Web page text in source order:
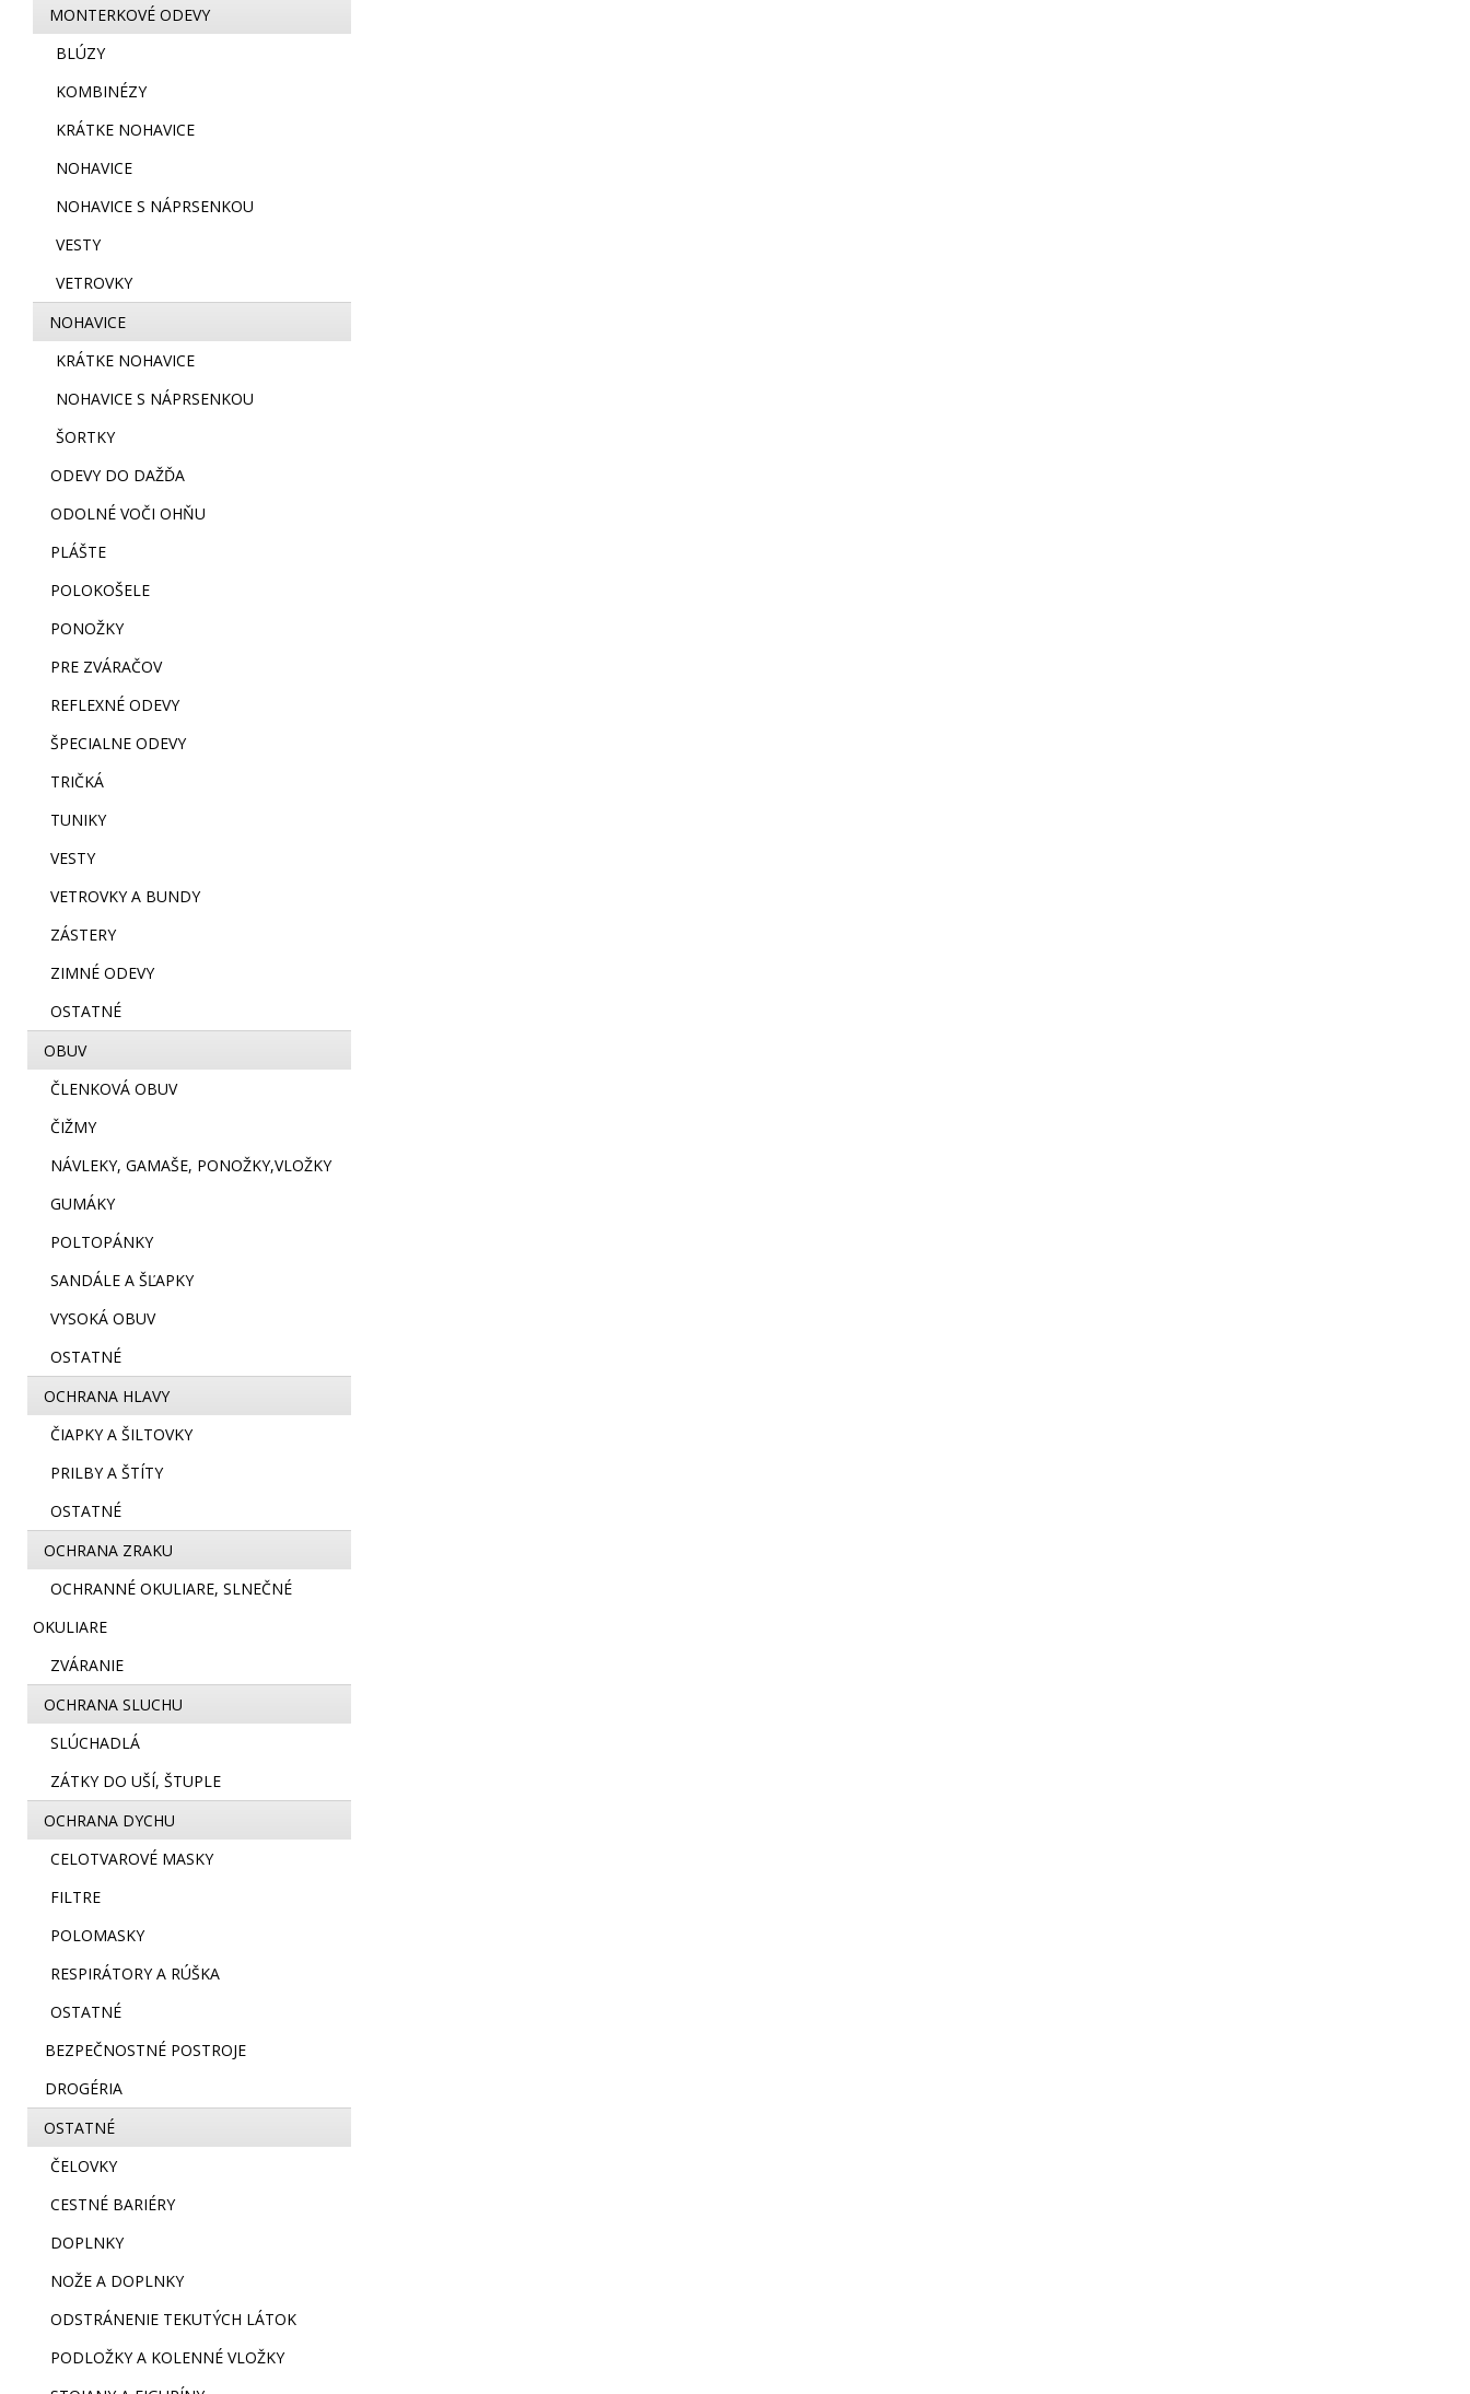
MONTERKOVÉ ODEVY
BLÚZY
KOMBINÉZY
KRÁTKE NOHAVICE
NOHAVICE
NOHAVICE S NÁPRSENKOU
VESTY
VETROVKY
NOHAVICE
KRÁTKE NOHAVICE
NOHAVICE S NÁPRSENKOU
ŠORTKY
ODEVY DO DAŽĎA
ODOLNÉ VOČI OHŇU
PLÁŠTE
POLOKOŠELE
PONOŽKY
PRE ZVÁRAČOV
REFLEXNÉ ODEVY
ŠPECIALNE ODEVY
TRIČKÁ
TUNIKY
VESTY
VETROVKY A BUNDY
ZÁSTERY
ZIMNÉ ODEVY
OSTATNÉ
OBUV
ČLENKOVÁ OBUV
ČIŽMY
NÁVLEKY, GAMAŠE, PONOŽKY,VLOŽKY
GUMÁKY
POLTOPÁNKY
SANDÁLE A ŠĽAPKY
VYSOKÁ OBUV
OSTATNÉ
OCHRANA HLAVY
ČIAPKY A ŠILTOVKY
PRILBY A ŠTÍTY
OSTATNÉ
OCHRANA ZRAKU
OCHRANNÉ OKULIARE, SLNEČNÉ
OKULIARE
ZVÁRANIE
OCHRANA SLUCHU
SLÚCHADLÁ
ZÁTKY DO UŠÍ, ŠTUPLE
OCHRANA DYCHU
CELOTVAROVÉ MASKY
FILTRE
POLOMASKY
RESPIRÁTORY A RÚŠKA
OSTATNÉ
BEZPEČNOSTNÉ POSTROJE
DROGÉRIA
OSTATNÉ
ČELOVKY
CESTNÉ BARIÉRY
DOPLNKY
NOŽE A DOPLNKY
ODSTRÁNENIE TEKUTÝCH LÁTOK
PODLOŽKY A KOLENNÉ VLOŽKY